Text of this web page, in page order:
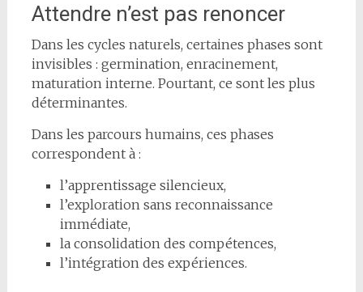
Attendre n’est pas renoncer
Dans les cycles naturels, certaines phases sont
invisibles : germination, enracinement,
maturation interne. Pourtant, ce sont les plus
déterminantes.
Dans les parcours humains, ces phases
correspondent à :
l’apprentissage silencieux,
l’exploration sans reconnaissance
immédiate,
la consolidation des compétences,
l’intégration des expériences.